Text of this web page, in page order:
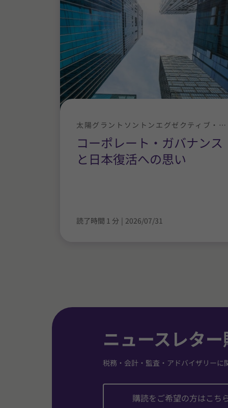
コーポレート・ガバナンス
と日本復活への思い
太陽グラントソントンエグゼクティブ・ニュース
読了時間 1 分 | 2026/07/31
ニュースレタ
税務・会計・監査・アドバイザリーに
購読をご希望の方はこち